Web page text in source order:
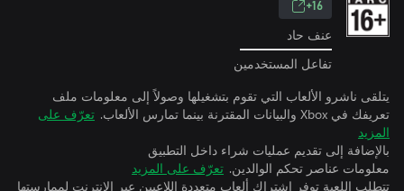
16+
عنف حاد
تفاعل المستخدمين
يتلقى ناشرو الألعاب التي تقوم بتشغيلها وصولاً إلى معلومات ملف
تعريفك في Xbox والبيانات المقترنة بينما تمارس الألعاب.
تعرّف على
المزيد
بالإضافة إلى تقديم عمليات شراء داخل التطبيق
معلومات عناصر تحكم الوالدين. تعرّف على المزيد
تتطلب اللعبة توفر اشتراك ألعاب متعددة اللاعبين عبر الإنترنت لممارستها